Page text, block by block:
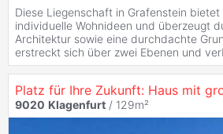
Diese Liegenschaft in Grafenstein bietet
individuelle Wohnideen und überzeugt
Architektur sowie eine durchdachte
erstreckt sich über zwei Ebenen und
9020 Klagenfurt / 129m²